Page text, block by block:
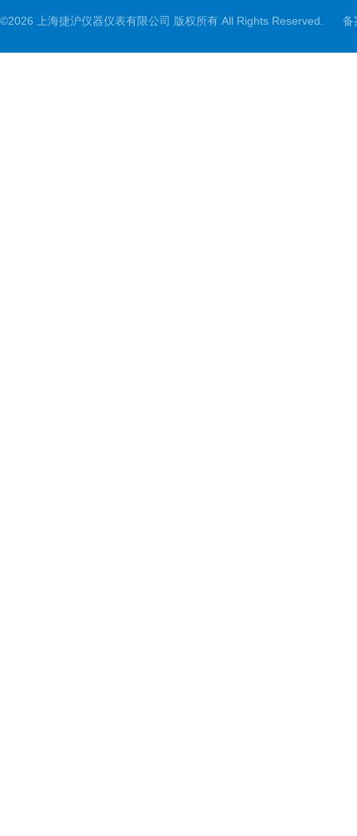
©2026 上海捷沪仪器仪表有限公司 版权所有 All Rights Reserved. 备